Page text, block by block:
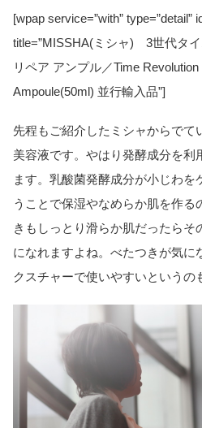
[wpap service=”with” type=”detail”
title=”MISSHA(ミシャ) 3世代タ
リペア アンプル／Time
Ampoule(50ml) 並行輸入品”]
先程もご紹介したミシャからでて
美容液です。やはり発酵成分を利
ます。乳酸菌発酵成分が小じわを
うことで保湿やなめらか肌を作る
きもしっとり滑らか肌だったらそ
になれますよね。べたつきが気に
クスチャーで使いやすいというの